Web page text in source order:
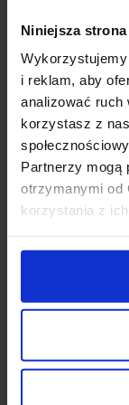
Niniejsza
i reklam, aby
analizować ruch
korzystasz z
Partnerzy mogą
otrzymanymi od
korzystania z ich
barwie 3000K.
Parametry
Źródło
Sposób
Wymiary:
głębokość
Średnica
Materiał
Strumień
Barwa
Kąt świecenia:
Zasilacz:
Klasa